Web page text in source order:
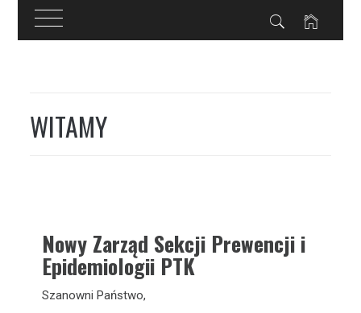
treści
WITAMY
Nowy Zarząd Sekcji Prewencji i
Epidemiologii PTK
Szanowni Państwo,